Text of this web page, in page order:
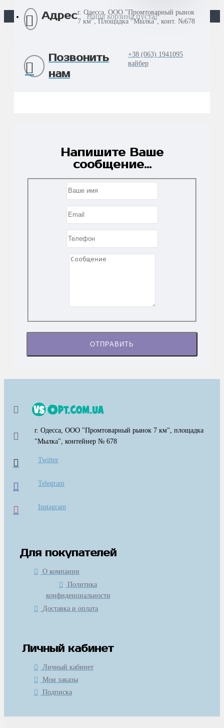
Ваша корзина пуста!
Адресг. Одесса, ООО "Промтоварный рынок
7 км", Площадка "Мылка", конт. №678
Позвонить
нам
+38 (063) 1941095
вайбер
Напишите Ваше
сообщение...
ОТПРАВИТЬ
г. Одесса, ООО "Промтоварный рынок 7 км", площадка
"Мылка", контейнер № 678
Twitter
Telegram
Instagram
Для покупателей
О компании
Политика
конфиденциальности
Доставка и оплата
Личный кабинет
Личный кабинет
Мои заказы
Подписка